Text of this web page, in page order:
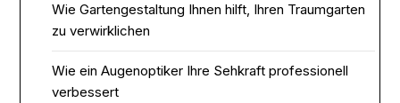
Wie Gartengestaltung Ihnen hilft, Ihren Traumgarten
zu verwirklichen
Wie ein Augenoptiker Ihre Sehkraft professionell
verbessert